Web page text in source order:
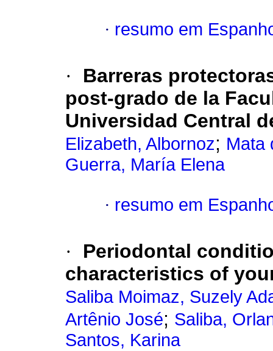
· resumo em
·
Barreras
post-grado de la
Universidad Central
Elizabeth, Albornoz; Mata
Guerra, María Elena
· resumo em
·
Periodontal
characteristics of
Saliba Moimaz, Suzely
Artênio José; Saliba,
Santos, Karina